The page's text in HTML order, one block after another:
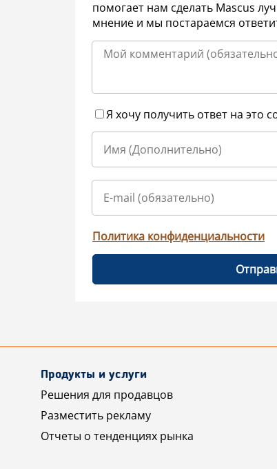
помогает нам сделать Mascus
мнение и мы постараемся
Я хочу получить ответ на это
Политика конфиденциальности
Продукты и услуги
Решения для продавцов
Разместить рекламу
Отчеты о тенденциях рынка